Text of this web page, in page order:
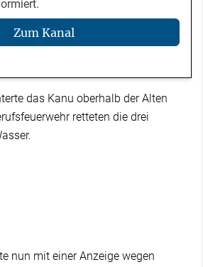
Zum Kanal
das Kanu oberhalb der Alten
retteten die drei
nun mit einer Anzeige wegen